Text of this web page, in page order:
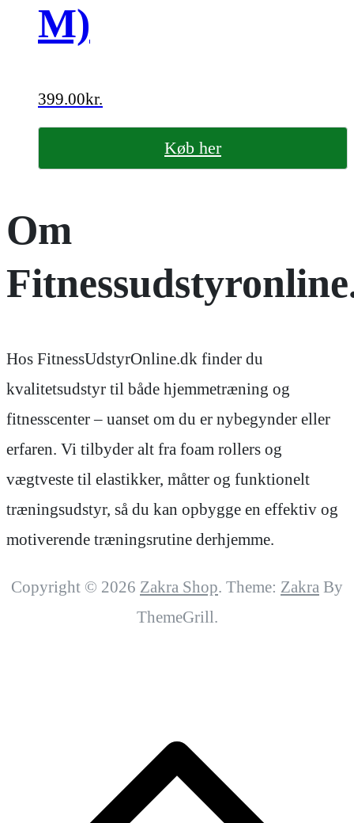
M)
399.00kr.
Køb her
Om
Hos FitnessUdstyrOnline.dk finder du
kvalitetsudstyr til både hjemmetræning og
fitnesscenter – uanset om du er nybegynder eller
erfaren. Vi tilbyder alt fra foam rollers og
vægtveste til elastikker, måtter og funktionelt
træningsudstyr, så du kan opbygge en effektiv og
motiverende træningsrutine derhjemme.
Copyright © 2026 Zakra Shop. Theme: Zakra By
ThemeGrill.